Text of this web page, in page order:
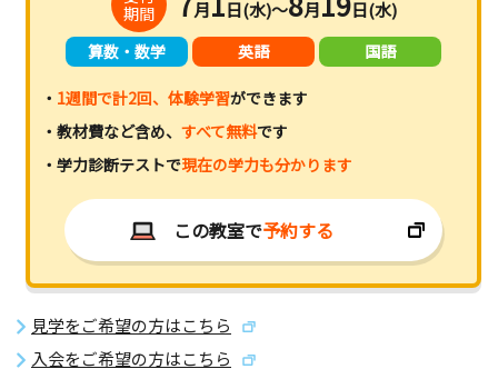
期間
月 日(水)～ 月 日(水)
算数・数学 英語 国語
・ 1週間で計2回、体験学習ができます
・教材費など含め、 すべて無料です
・学力診断テストで現在の学力も分かります
この教室で予約する
見学をご希望の方はこちら
入会をご希望の方はこちら